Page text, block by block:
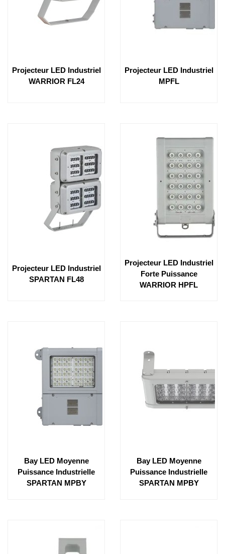
Projecteur LED Industriel
WARRIOR FL24
Projecteur LED Industriel
MPFL
Projecteur LED Industriel
SPARTAN FL48
Projecteur LED Industriel
Forte Puissance
WARRIOR HPFL
Bay LED Moyenne
Puissance Industrielle
SPARTAN MPBY
Bay LED Moyenne
Puissance Industrielle
SPARTAN MPBY